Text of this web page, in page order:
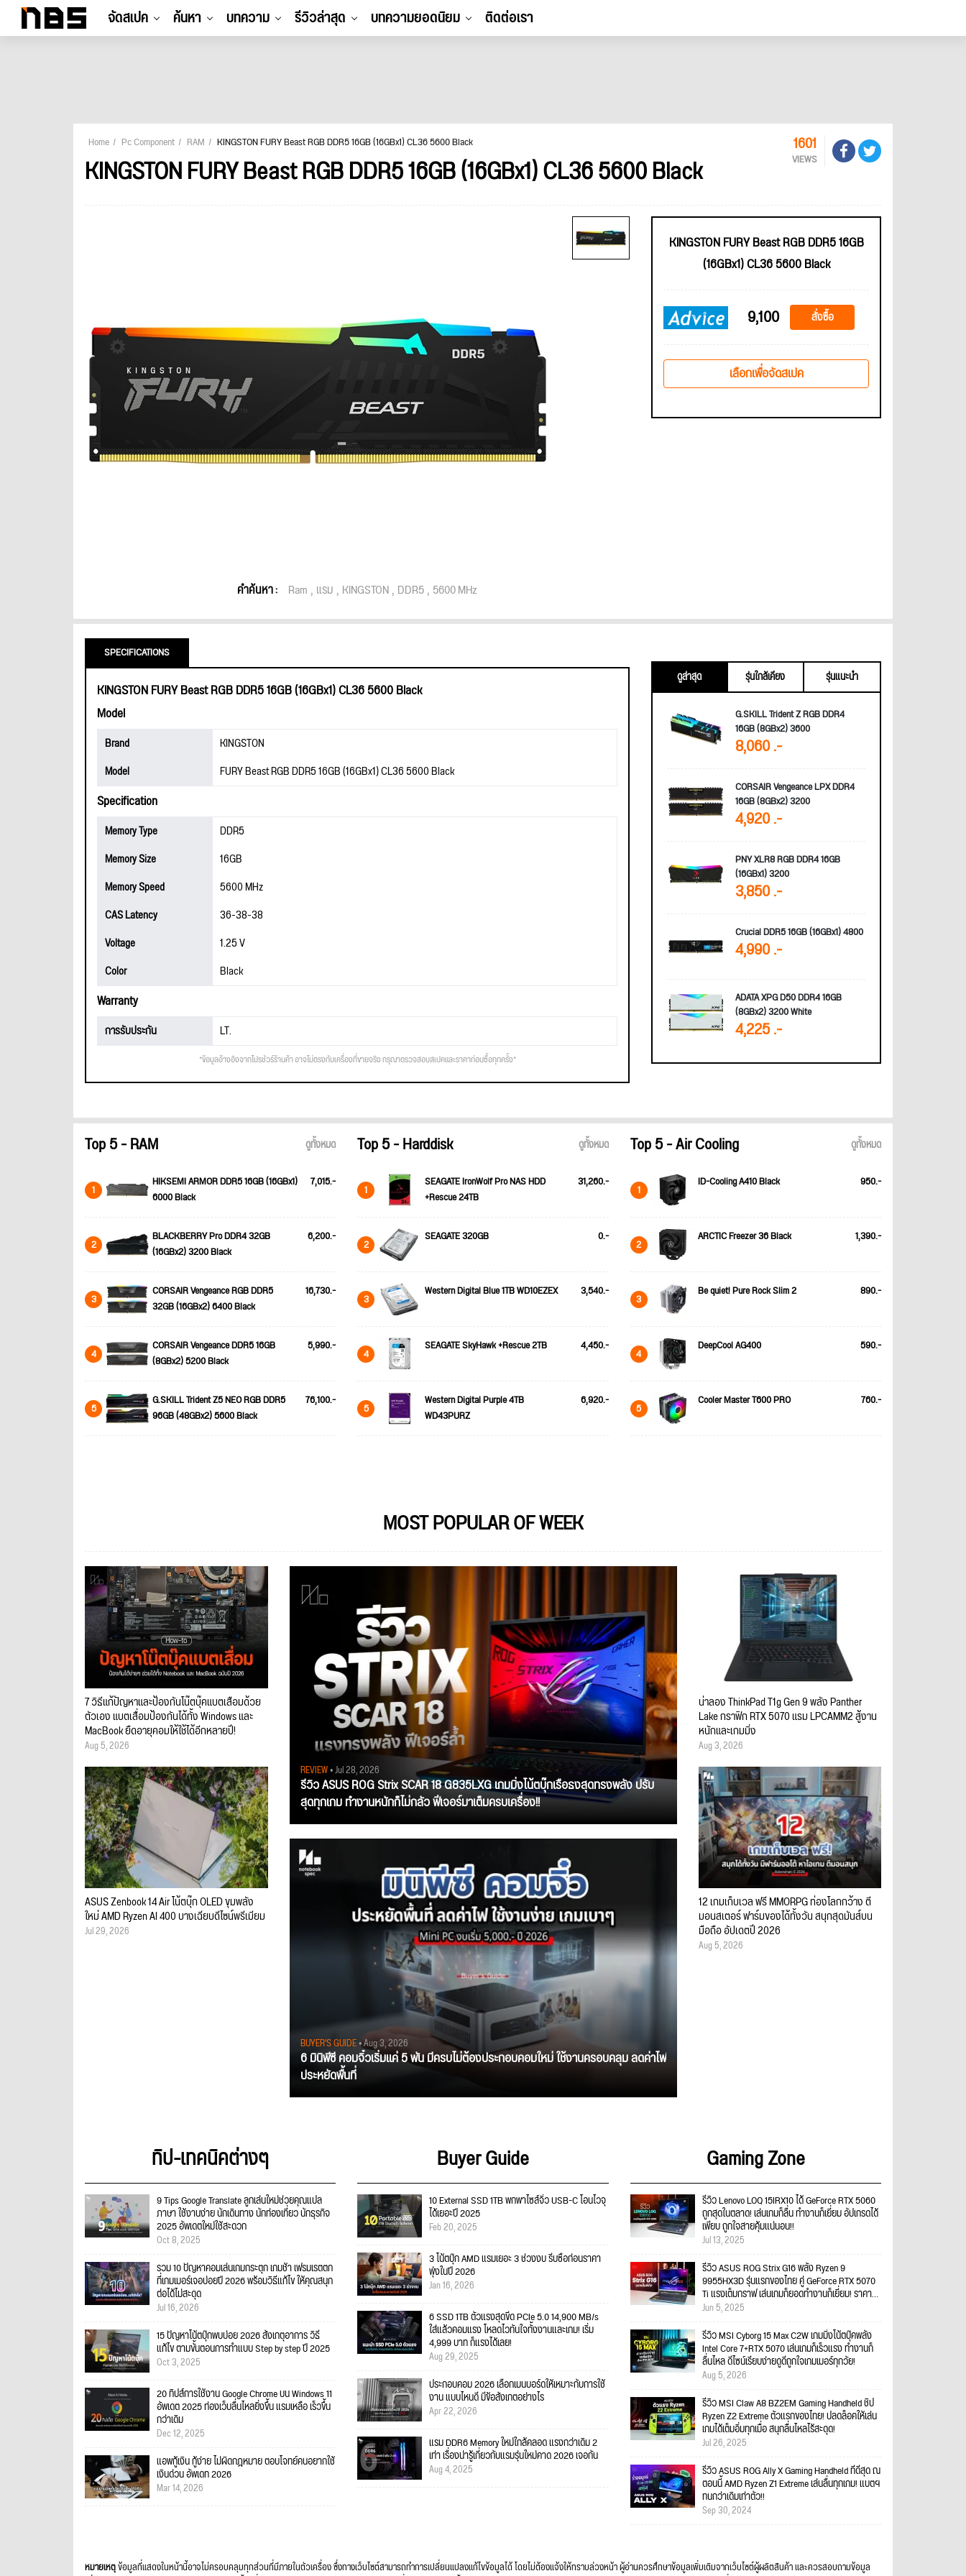
จัดสเปค ค้นหา บทความ รีวิวล่าสุด บทความยอดนิยม ติดต่อเรา
Home Pc Component RAM KINGSTON FURY Beast RGB DDR5 16GB (16GBx1) CL36 5600 Black
KINGSTON FURY Beast RGB DDR5 16GB (16GBx1) CL36 5600 Black
1601
VIEWS
คำค้นหา : Ram แรม KINGSTON DDR5 5600 MHz
KINGSTON FURY Beast RGB DDR5 16GB
(16GBx1) CL36 5600 Black
9,100 สั่งซื้อ
เลือกเพื่อจัดสเปค
SPECIFICATIONS
KINGSTON FURY Beast RGB DDR5 16GB (16GBx1) CL36 5600 Black
Model
Brand
KINGSTON
Model
FURY Beast RGB DDR5 16GB (16GBx1) CL36 5600 Black
Specification
Memory Type
DDR5
Memory Size
16GB
Memory Speed
5600 MHz
CAS Latency
36-38-38
Voltage
1.25 V
Color
Black
Warranty
การรับประกัน LT.
*ข้อมูลอ้างอิงจากโปรชัวร์ร้านค้า อาจไม่ตรงกับเครื่องที่ขายจริง กรุณาตรวจสอบสเปคและราคาก่อนซื้อทุกครั้ง*
ดูล่าสุด รุ่นใกล้เคียง
รุ่นแนะนำ
G.SKILL Trident Z RGB DDR4
16GB (8GBx2) 3600
8,060 .-
CORSAIR Vengeance LPX DDR4
16GB (8GBx2) 3200
4,920 .-
PNY XLR8 RGB DDR4 16GB
(16GBx1) 3200
3,850 .-
Crucial DDR5 16GB (16GBx1) 4800
4,990 .-
ADATA XPG D50 DDR4 16GB
(8GBx2) 3200 White
4,225 .-
Top 5 - RAM ดูทั้งหมด
1
HIKSEMI ARMOR DDR5 16GB (16GBx1)
6000 Black
7,015.-
2
BLACKBERRY Pro DDR4 32GB
(16GBx2) 3200 Black
6,200.-
3
CORSAIR Vengeance RGB DDR5
32GB (16GBx2) 6400 Black
16,730.-
4
CORSAIR Vengeance DDR5 16GB
(8GBx2) 5200 Black
5,990.-
5
G.SKILL Trident Z5 NEO RGB DDR5
96GB (48GBx2) 5600 Black
76,100.-
Top 5 - Harddisk ดูทั้งหมด
1
SEAGATE IronWolf Pro NAS HDD
+Rescue 24TB
31,260.-
2 SEAGATE 320GB 0.-
3 Western Digital Blue 1TB WD10EZEX 3,540.-
4 SEAGATE SkyHawk +Rescue 2TB 4,450.-
5
Western Digital Purple 4TB
WD43PURZ
6,920.-
Top 5 - Air Cooling ดูทั้งหมด
1 ID-Cooling A410 Black 950.-
2 ARCTIC Freezer 36 Black 1,390.-
3 Be quiet! Pure Rock Slim 2 890.-
4 DeepCool AG400 590.-
5 Cooler Master T600 PRO 760.-
MOST POPULAR OF WEEK
REVIEW• Jul 28, 2026
รีวิว ASUS ROG Strix SCAR 18 G835LXG เกมมิ่งโน้ตบุ๊กเรือธงสุดทรงพลัง ปรับ
สุดทุกเกม ทำงานหนักก็ไม่กลัว ฟีเจอร์มาเต็มครบเครื่อง!!
BUYER'S GUIDE• Aug 3, 2026
6 มินิพีซี คอมจิ๋วเริ่มแค่ 5 พัน มีครบไม่ต้องประกอบคอมใหม่ ใช้งานครอบคลุม ลดค่าไฟ
ประหยัดพื้นที่
7 วิธีแก้ปัญหาและป้องกันโน๊ตบุ๊คแบตเสื่อมด้วย
ตัวเอง แบตเสื่อมป้องกันได้ทั้ง Windows และ
MacBook ยืดอายุคอมให้ใช้ได้อีกหลายปี!
Aug 5, 2026
ASUS Zenbook 14 Air โน้ตบุ๊ก OLED ขุมพลัง
ใหม่ AMD Ryzen AI 400 บางเฉียบดีไซน์พรีเมียม
Jul 29, 2026
น่าลอง ThinkPad T1g Gen 9 พลัง Panther
Lake กราฟิก RTX 5070 แรม LPCAMM2 สู้งาน
หนักและเกมมิ่ง
Aug 3, 2026
12 เกมเก็บเวล ฟรี MMORPG ท่องโลกกว้าง ตี
มอนสเตอร์ ฟาร์มของได้ทั้งวัน สนุกสุดมันส์บน
มือถือ อัปเดตปี 2026
Aug 5, 2026
ทิป-เทคนิคต่างๆ
9 Tips Google Translate ลูกเล่นใหม่ช่วยคุณแปล
ภาษา ใช้งานง่าย นักเดินทาง นักท่องเที่ยว นักธุรกิจ
2025 อัพเดตใหม่ใช้สะดวก
Oct 8, 2025
รวม 10 ปัญหาคอมเล่นเกมกระตุก เกมช้า เฟรมเรตตก
ที่เกมเมอร์เจอบ่อยปี 2026 พร้อมวิธีแก้ไข ให้คุณสนุก
ต่อได้ไม่สะดุด
Jul 16, 2026
15 ปัญหาโน้ตบุ๊กพบบ่อย 2026 สังเกตุอาการ วิธี
แก้ไข ตามขั้นตอนการทำแบบ Step by step ปี 2025
Oct 3, 2025
20 ทิปส์การใช้งาน Google Chrome บน Windows 11
อัพเดต 2025 ท่องเว็บลื่นไหลยิ่งขึ้น แรมเหลือ เร็วขึ้น
กว่าเดิม
Dec 12, 2025
แอพกู้เงิน กู้ง่าย ไม่ผิดกฎหมาย ตอบโจทย์คนอยากใช้
เงินด่วน อัพเดท 2026
Mar 14, 2026
Buyer Guide
10 External SSD 1TB พกพาไซส์จิ๋ว USB-C โอนไวจุ
ได้เยอะปี 2025
Feb 20, 2025
3 โน้ตบุ๊ก AMD แรมเยอะ 3 ช่วงงบ รีบซื้อก่อนราคา
พุ่งในปี 2026
Jan 16, 2026
6 SSD 1TB ตัวแรงสุดขีด PCIe 5.0 14,900 MB/s
ใส่แล้วคอมแรง โหลดไวทันใจทั้งงานและเกม! เริ่ม
4,999 บาท ก็แรงได้เลย!
Aug 29, 2025
ประกอบคอม 2026 เลือกเมนบอร์ดให้เหมาะกับการใช้
งาน แบบไหนดี มีข้อสังเกตอย่างไร
Apr 22, 2026
แรม DDR6 Memory ใหม่ใกล้คลอด แรงกว่าเดิม 2
เท่า เรื่องน่ารู้เกี่ยวกับแรมรุ่นใหม่คาด 2026 เจอกัน
Aug 4, 2025
Gaming Zone
รีวิว Lenovo LOQ 15IRX10 ได้ GeForce RTX 5060
ถูกสุดในตลาด! เล่นเกมก็ลื่น ทำงานก็เยี่ยม อัปเกรดได้
เพียบ ถูกใจสายคุ้มแน่นอน!!
Jul 13, 2025
รีวิว ASUS ROG Strix G16 พลัง Ryzen 9
9955HX3D รุ่นแรกของไทย คู่ GeForce RTX 5070
Ti แรงเต็มกราฟ เล่นเกมก็ยอดทำงานก็เยี่ยม! ราคา
89,990 บาท
Jun 5, 2025
รีวิว MSI Cyborg 15 Max C2W เกมมิ่งโน้ตบุ๊คพลัง
Intel Core 7+RTX 5070 เล่นเกมก็เร็วแรง ทำงานก็
ลื่นไหล ดีไซน์เรียบง่ายดูดีถูกใจเกมเมอร์ทุกวัย!
Aug 5, 2026
รีวิว MSI Claw A8 BZ2EM Gaming Handheld ชิป
Ryzen Z2 Extreme ตัวแรกของไทย! ปลดล็อคให้เล่น
เกมได้เต็มอิ่มทุกเมื่อ สนุกลื่นไหลไร้สะดุด!
Jul 26, 2025
รีวิว ASUS ROG Ally X Gaming Handheld ที่ดีสุด ณ
ตอนนี้ AMD Ryzen Z1 Extreme เล่นลื่นทุกเกม! แบตฯ
ทนกว่าเดิมเท่าตัว!!
Sep 30, 2024
หมายเหตุข้อมูลที่แสดงในหน้านี้อาจไม่ครอบคลุมทุกส่วนที่มีภายในตัวเครื่อง ซึ่งทางเว็บไซต์สามารถทำการเปลี่ยนแปลงแก้ไขข้อมูลได้ โดยไม่ต้องแจ้งให้ทราบล่วงหน้า ผู้อ่านควรศึกษาข้อมูลเพิ่มเติมจากเว็บไซต์ผู้ผลิตสินค้า และควรสอบถามข้อมูล